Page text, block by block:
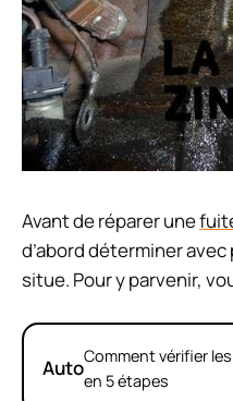
Avant de réparer une
d’abord déterminer
situe. Pour y parvenir,
AutoComment vérifier
en 5 étapes